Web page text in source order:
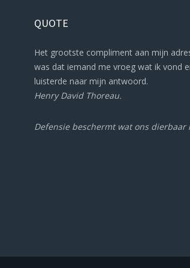
QUOTE
Het grootste compliment aan mijn
was dat iemand me vroeg wat ik vond
luisterde naar mijn antwoord.
Henry David Thoreau.
Defensie beschermt wat ons dierbaar